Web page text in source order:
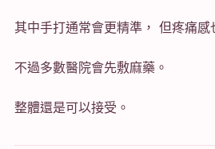
其中手打通常會更精準， 但疼痛感
不過多數醫院會先敷麻藥。
整體還是可以接受。